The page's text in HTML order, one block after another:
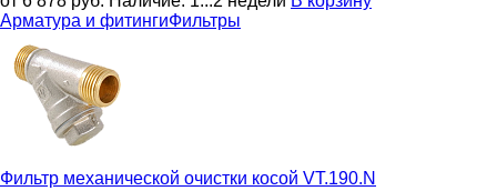
Арматура и фитингиФильтры
Фильтр механической очистки косой VT.190.N